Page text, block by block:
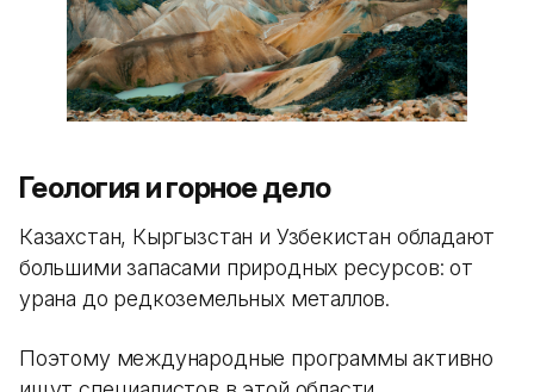
Геология и горное дело
Казахстан, Кыргызстан и Узбекистан обладают
большими запасами природных ресурсов: от
урана до редкоземельных металлов.
Поэтому международные программы активно